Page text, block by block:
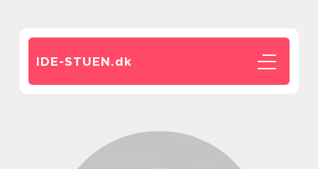
IDE-STUEN.dk